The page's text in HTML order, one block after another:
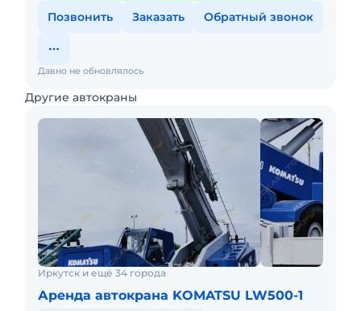
Позвонить Заказать Обратный звонок
Давно не обновлялось
Другие автокраны
Иркутск и ещё 34 города
Аренда автокрана KOMATSU LW500-1